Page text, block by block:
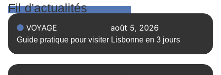
Fil d'actualités
VOYAGE août 5, 2026
Guide pratique pour visiter Lisbonne en 3 jours